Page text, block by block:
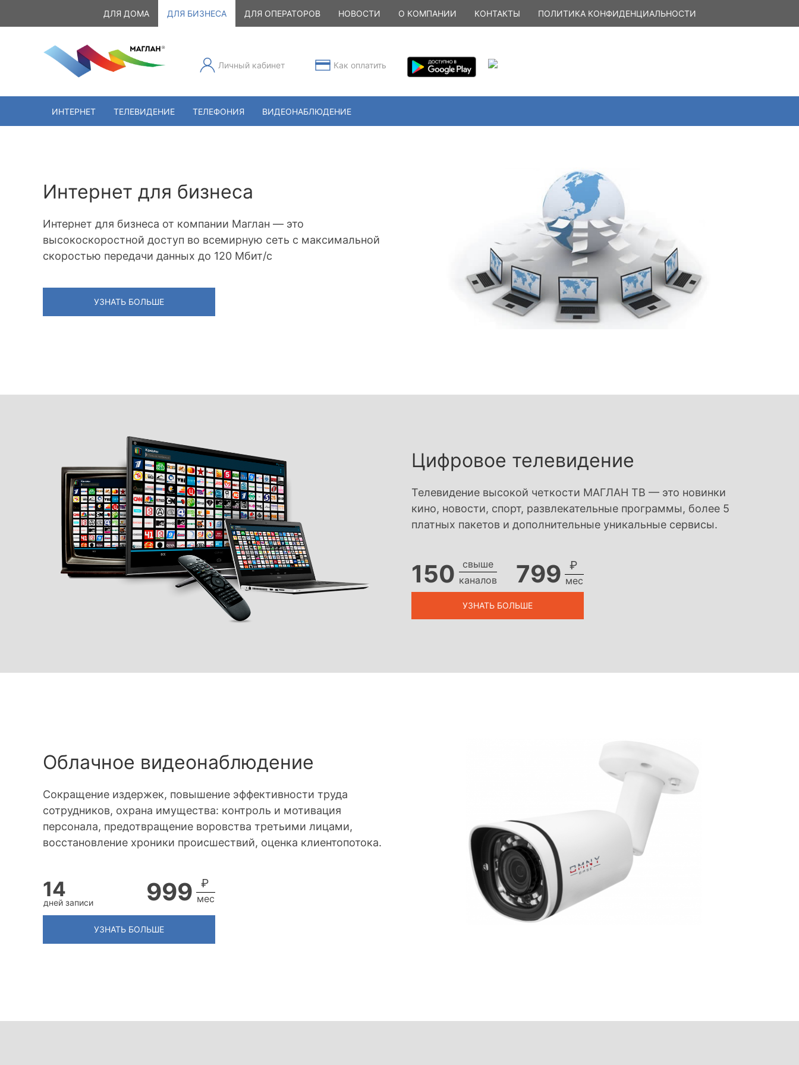
ДЛЯ ДОМА ДЛЯ БИЗНЕСА ДЛЯ ОПЕРАТОРОВ НОВОСТИ О КОМПАНИИ КОНТАКТЫ ПОЛИТИКА КОНФИДЕНЦИАЛЬНОСТИ
Личный кабинет Как оплатить
ИНТЕРНЕТ ТЕЛЕВИДЕНИЕ ТЕЛЕФОНИЯ ВИДЕОНАБЛЮДЕНИЕ
Интернет для бизнеса
Интернет для бизнеса от компании Маглан — это
высокоскоростной доступ во всемирную сеть с максимальной
скоростью передачи данных до 120 Мбит/с
УЗНАТЬ БОЛЬШЕ
Цифровое телевидение
Телевидение высокой четкости МАГЛАН ТВ — это новинки
кино, новости, спорт, развлекательные программы, более 5
платных пакетов и дополнительные уникальные сервисы.
150
свыше
каналов
799 ₽
мес
УЗНАТЬ БОЛЬШЕ
Облачное видеонаблюдение
Сокращение издержек, повышение эффективности труда
сотрудников, охрана имущества: контроль и мотивация
персонала, предотвращение воровства третьими лицами,
восстановление хроники происшествий, оценка клиентопотока.
14
дней записи 999 ₽
мес
УЗНАТЬ БОЛЬШЕ